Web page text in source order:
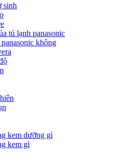
sinh
tủ lạnh panasonic
không
kem dưỡng gì
kem gì